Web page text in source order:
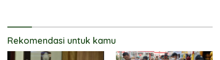
Rekomendasi untuk kamu